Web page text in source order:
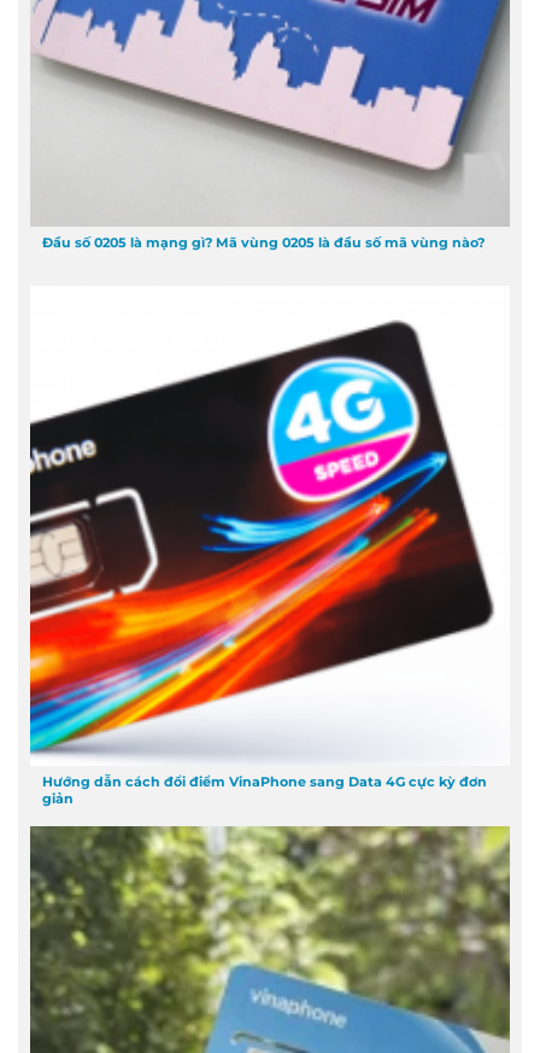
Đầu số 0205 là mạng gì? Mã vùng 0205 là đầu số mã vùng nào?
Hướng dẫn cách đổi điểm VinaPhone sang Data 4G cực kỳ đơn
giản